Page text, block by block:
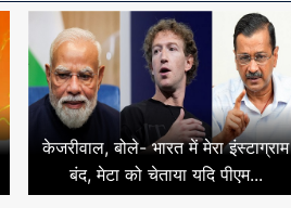
केजरीवाल, बोले- भारत में मेरा इंस्टाग्राम
बंद, मेटा को चेताया यदि पीएम...